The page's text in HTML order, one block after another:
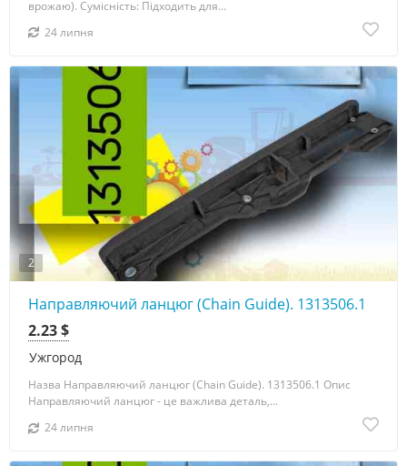
врожаю). Сумісність: Підходить для...
24 липня
2
Направляючий ланцюг (Chain Guide). 1313506.1
Ужгород
2.23 $
Назва Направляючий ланцюг (Chain Guide). 1313506.1 Опис
Направляючий ланцюг - це важлива деталь,...
24 липня